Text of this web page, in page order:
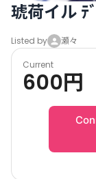
琥荷イル ﾃ
Listed by 瀬々
Current
600円